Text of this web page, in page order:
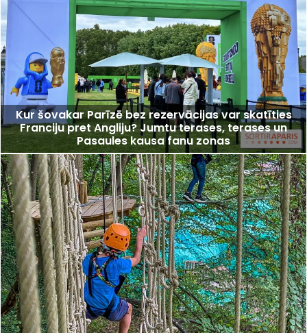
Kur šovakar Parīzē bez rezervācijas var skatīties
Franciju pret Angliju? Jumtu terases, terases un
Pasaules kausa fanu zonas